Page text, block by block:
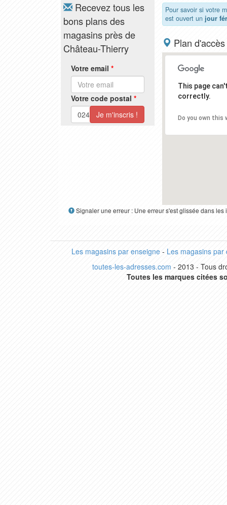
Recevez tous les
bons plans des
magasins près de
Château-Thierry
Votre email *
Votre code postal *
Pour savoir si votre
est ouvert un jour
Plan d'accès
This page
correctly.
Do you own this
Signaler une erreur : Une erreur s'est glissée dans
Les magasins par enseigne- Les magasins par
toutes-les-adresses.com - 2013 - Tous
Toutes les marques citées